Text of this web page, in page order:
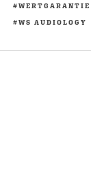
WERTGARANTIE
WS AUDIOLOGY